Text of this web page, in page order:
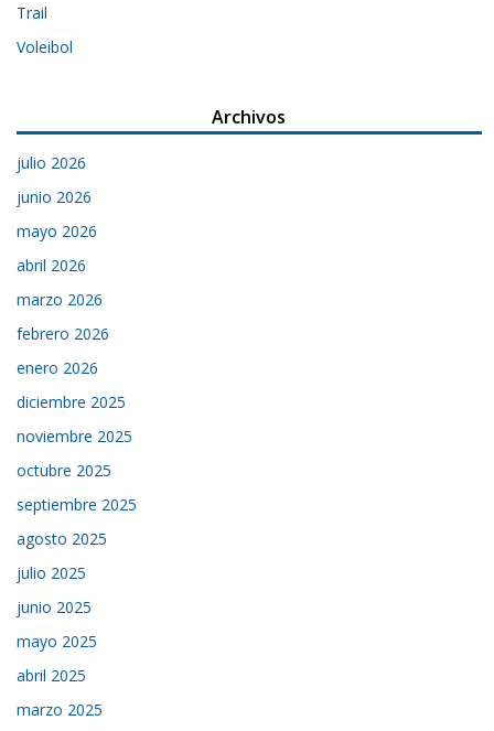
Trail
Voleibol
Archivos
julio 2026
junio 2026
mayo 2026
abril 2026
marzo 2026
febrero 2026
enero 2026
diciembre 2025
noviembre 2025
octubre 2025
septiembre 2025
agosto 2025
julio 2025
junio 2025
mayo 2025
abril 2025
marzo 2025